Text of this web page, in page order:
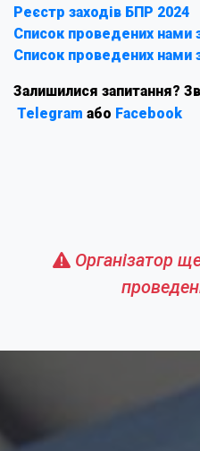
Реєстр заходів БПР 2024
Список проведених нами
Список проведених нами
Залишилися запитання?
Telegram або Facebook
Організатор